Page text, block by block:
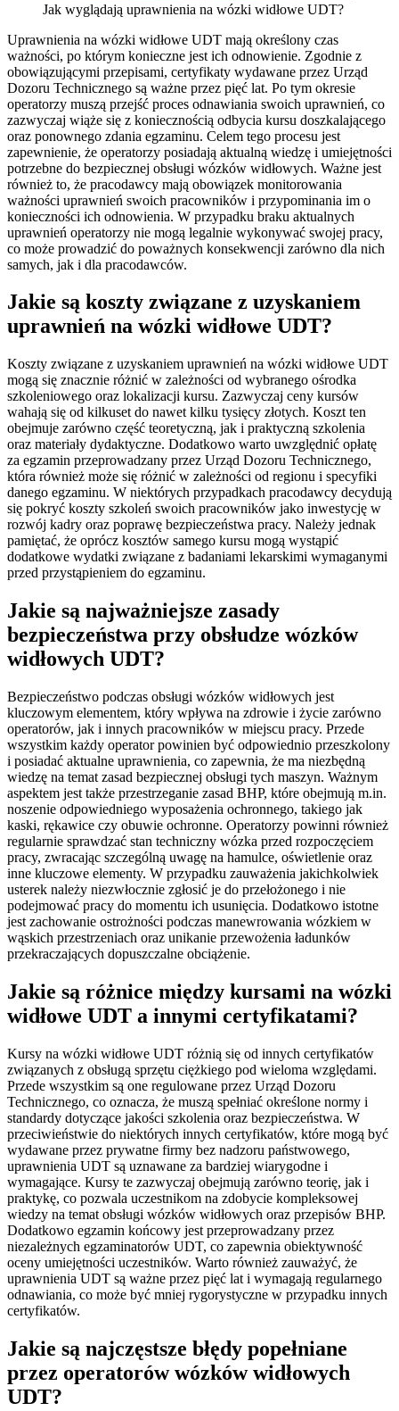
Jak wyglądają uprawnienia na wózki widłowe UDT?
Uprawnienia na wózki widłowe UDT mają określony czas
ważności, po którym konieczne jest ich odnowienie. Zgodnie z
obowiązującymi przepisami, certyfikaty wydawane przez Urząd
Dozoru Technicznego są ważne przez pięć lat. Po tym okresie
operatorzy muszą przejść proces odnawiania swoich uprawnień, co
zazwyczaj wiąże się z koniecznością odbycia kursu doszkalającego
oraz ponownego zdania egzaminu. Celem tego procesu jest
zapewnienie, że operatorzy posiadają aktualną wiedzę i umiejętności
potrzebne do bezpiecznej obsługi wózków widłowych. Ważne jest
również to, że pracodawcy mają obowiązek monitorowania
ważności uprawnień swoich pracowników i przypominania im o
konieczności ich odnowienia. W przypadku braku aktualnych
uprawnień operatorzy nie mogą legalnie wykonywać swojej pracy,
co może prowadzić do poważnych konsekwencji zarówno dla nich
samych, jak i dla pracodawców.
Jakie są koszty związane z uzyskaniem
uprawnień na wózki widłowe UDT?
Koszty związane z uzyskaniem uprawnień na wózki widłowe UDT
mogą się znacznie różnić w zależności od wybranego ośrodka
szkoleniowego oraz lokalizacji kursu. Zazwyczaj ceny kursów
wahają się od kilkuset do nawet kilku tysięcy złotych. Koszt ten
obejmuje zarówno część teoretyczną, jak i praktyczną szkolenia
oraz materiały dydaktyczne. Dodatkowo warto uwzględnić opłatę
za egzamin przeprowadzany przez Urząd Dozoru Technicznego,
która również może się różnić w zależności od regionu i specyfiki
danego egzaminu. W niektórych przypadkach pracodawcy decydują
się pokryć koszty szkoleń swoich pracowników jako inwestycję w
rozwój kadry oraz poprawę bezpieczeństwa pracy. Należy jednak
pamiętać, że oprócz kosztów samego kursu mogą wystąpić
dodatkowe wydatki związane z badaniami lekarskimi wymaganymi
przed przystąpieniem do egzaminu.
Jakie są najważniejsze zasady
bezpieczeństwa przy obsłudze wózków
widłowych UDT?
Bezpieczeństwo podczas obsługi wózków widłowych jest
kluczowym elementem, który wpływa na zdrowie i życie zarówno
operatorów, jak i innych pracowników w miejscu pracy. Przede
wszystkim każdy operator powinien być odpowiednio przeszkolony
i posiadać aktualne uprawnienia, co zapewnia, że ma niezbędną
wiedzę na temat zasad bezpiecznej obsługi tych maszyn. Ważnym
aspektem jest także przestrzeganie zasad BHP, które obejmują m.in.
noszenie odpowiedniego wyposażenia ochronnego, takiego jak
kaski, rękawice czy obuwie ochronne. Operatorzy powinni również
regularnie sprawdzać stan techniczny wózka przed rozpoczęciem
pracy, zwracając szczególną uwagę na hamulce, oświetlenie oraz
inne kluczowe elementy. W przypadku zauważenia jakichkolwiek
usterek należy niezwłocznie zgłosić je do przełożonego i nie
podejmować pracy do momentu ich usunięcia. Dodatkowo istotne
jest zachowanie ostrożności podczas manewrowania wózkiem w
wąskich przestrzeniach oraz unikanie przewożenia ładunków
przekraczających dopuszczalne obciążenie.
Jakie są różnice między kursami na wózki
widłowe UDT a innymi certyfikatami?
Kursy na wózki widłowe UDT różnią się od innych certyfikatów
związanych z obsługą sprzętu ciężkiego pod wieloma względami.
Przede wszystkim są one regulowane przez Urząd Dozoru
Technicznego, co oznacza, że muszą spełniać określone normy i
standardy dotyczące jakości szkolenia oraz bezpieczeństwa. W
przeciwieństwie do niektórych innych certyfikatów, które mogą być
wydawane przez prywatne firmy bez nadzoru państwowego,
uprawnienia UDT są uznawane za bardziej wiarygodne i
wymagające. Kursy te zazwyczaj obejmują zarówno teorię, jak i
praktykę, co pozwala uczestnikom na zdobycie kompleksowej
wiedzy na temat obsługi wózków widłowych oraz przepisów BHP.
Dodatkowo egzamin końcowy jest przeprowadzany przez
niezależnych egzaminatorów UDT, co zapewnia obiektywność
oceny umiejętności uczestników. Warto również zauważyć, że
uprawnienia UDT są ważne przez pięć lat i wymagają regularnego
odnawiania, co może być mniej rygorystyczne w przypadku innych
certyfikatów.
Jakie są najczęstsze błędy popełniane
przez operatorów wózków widłowych
UDT?